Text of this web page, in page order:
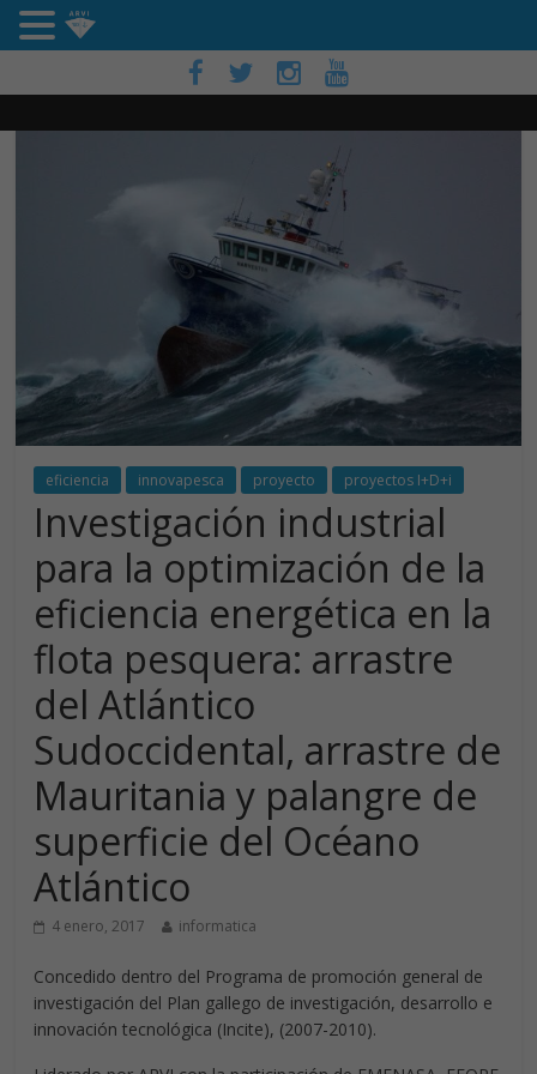
eficiencia innovapesca proyecto proyectos I+D+i
Investigación industrial
para la optimización de la
eficiencia energética en la
flota pesquera: arrastre
del Atlántico
Sudoccidental, arrastre de
Mauritania y palangre de
superficie del Océano
Atlántico
4 enero, 2017 informatica
Concedido dentro del Programa de promoción general de
investigación del Plan gallego de investigación, desarrollo e
innovación tecnológica (Incite), (2007-2010).